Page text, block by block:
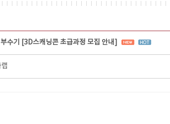
수기 [3D스캐닝콘 초급과정 모집 안내]